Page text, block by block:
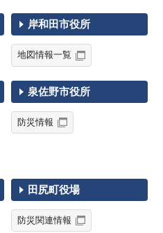
岸和田市役所
地図情報一覧
泉佐野市役所
防災情報
田尻町役場
防災関連情報